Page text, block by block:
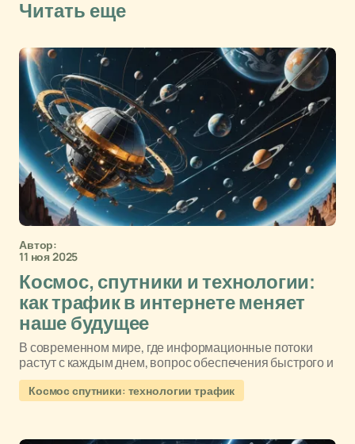
Читать еще
Автор:
11 ноя 2025
Космос, спутники и технологии:
как трафик в интернете меняет
наше будущее
В современном мире, где информационные потоки
растут с каждым днем, вопрос обеспечения быстрого и
Космос спутники: технологии трафик